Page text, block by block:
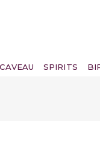
CAVEAU SPIRITS